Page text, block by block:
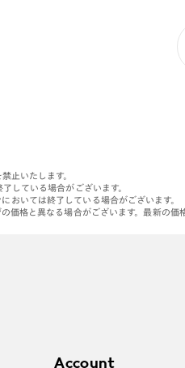
止いたします。
している場合がございます。
おいては終了している場合がございます。
価格と異なる場合がございます。最新の価
Account